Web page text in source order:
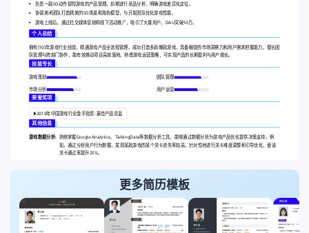
负责一款3D动作冒险游戏的产品管理。前期进行竞品分析，明确游戏差异化定位。
协调美术团队打造精美的3D场景和角色模型，与开发团队优化游戏性能。
游戏上线后，通过社交媒体营销和线下活动推广，吸引了大量用户，DAU突破10万。
个人总结
拥有[10]年游戏行业经验，精通游戏产品全流程管理。成功打造多款爆款游戏，具备敏锐的市场洞察力和用户需求把握能力。擅长团
队管理与跨部门协作，能有效推动项目高效落地。熟悉游戏运营策略，可实现产品的长期盈利与用户增长。
技能专长
游戏策划 团队管理
市场分析 用户运营
荣誉奖项
2019年中国游戏行业金手指奖-最佳产品总监
其他信息
游戏数据分析: 熟练掌握Google Analytics、TalkingData等数据分析工具，能够通过数据分析为游戏产品优化提供决策支持。例
如，通过分析用户行为数据，发现某款游戏的某个关卡流失率较高，针对性地进行关卡难度调整和引导优化，使该
关卡通过率提升25%。
更多简历模板